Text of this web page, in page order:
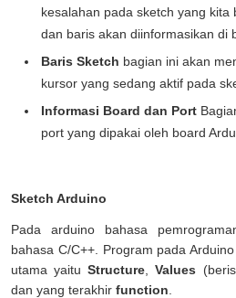
kesalahan pada sketch yang
dan baris akan diinformasikan di
Baris Sketch bagian ini akan
kursor yang sedang aktif pada
Informasi Board dan Port
port yang dipakai oleh board
Sketch Arduino
Pada arduino bahasa
bahasa C/C++. Program pada
utama yaituStructure ,Values
dan yang terakhir function